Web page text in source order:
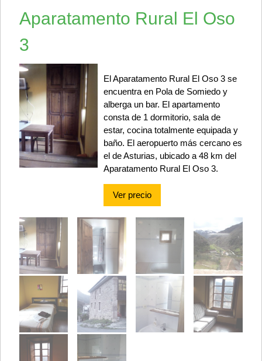
Aparatamento Rural El Oso
3
El Aparatamento Rural El Oso 3 se
encuentra en Pola de Somiedo y
alberga un bar. El apartamento
consta de 1 dormitorio, sala de
estar, cocina totalmente equipada y
baño. El aeropuerto más cercano es
el de Asturias, ubicado a 48 km del
Aparatamento Rural El Oso 3.
Ver precio